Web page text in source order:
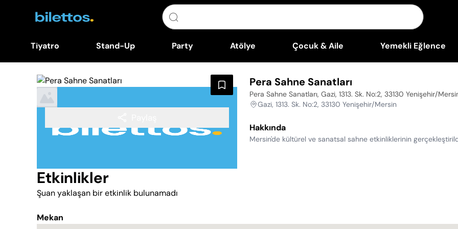
Tiyatro Stand-Up Party Atölye Çocuk & Aile Yemekli Eğlence
Pera Sahne Sanatları
Pera Sahne Sanatları, Gazi, 1313. Sk. No:2, 33130 Yenişehir/
Gazi, 1313. Sk. No:2, 33130 Yenişehir/Mersin
Etkinlikler
Şuan yaklaşan bir etkinlik bulunamadı
Hakkında
Mersin'de kültürel ve sanatsal sahne etkinliklerinin
Mekan